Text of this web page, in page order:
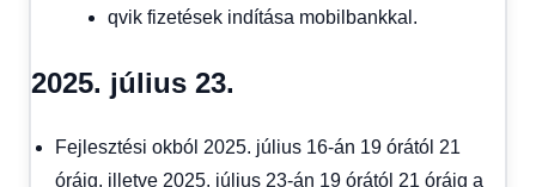
qvik fizetések indítása mobilbankkal.
2025. július 23.
Fejlesztési okból 2025. július 16-án 19 órától 21
óráig, illetve 2025. július 23-án 19 órától 21 óráig a